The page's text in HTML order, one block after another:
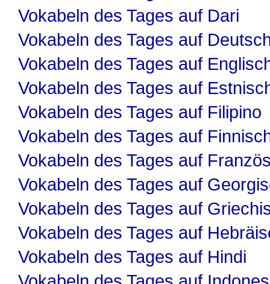
Vokabeln des Tages auf Dari
Vokabeln des Tages auf
Vokabeln des Tages auf
Vokabeln des Tages auf
Vokabeln des Tages auf Filipino
Vokabeln des Tages auf
Vokabeln des Tages auf
Vokabeln des Tages auf
Vokabeln des Tages auf
Vokabeln des Tages auf
Vokabeln des Tages auf Hindi